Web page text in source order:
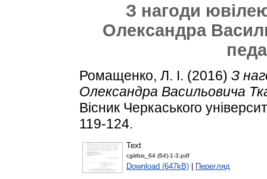
З нагоди
Олександра
Ромащенко, Л. І. (2016) З
Олександра Васильовича
Вісник Черкаського
119-124.
Text
cgiirbis_64 (64)-1-3.pdf
Download (647kB) Перегляд